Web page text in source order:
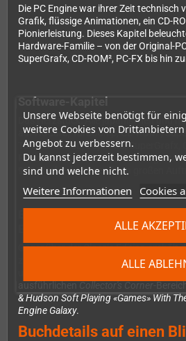
Unsere Webseite benötigt für
weitere Cookies von
Angebot zu verbessern.
Du kannst jederzeit bestimmen,
sind und welche nicht.
Weitere Informationen Cookies
ALLE
ALLE
Die PC Engine war ihrer Zeit
Grafik, flüssige Animationen, ein CD-
Pionierleistung. Dieses Kapitel
Hardware-Familie – von der Original-
SuperGrafx, CD-ROM², PC-FX bis hin
Software-Kapitel
Das Herzstück: Alle japanischen und
auf HuCard, TurboChip, CD-ROM²,
TurboGrafx-CD, Super CD, SuperGrafx,
FX und Laser Active werden
900 Titelbekommen ihren großen
Gegenüber der Classic Edition enthält
zusätzliche Kapitel, darunter Konsolen-
& Hudson Soft Playing «Games» With
Engine Galaxy.
Buchdetails auf einen